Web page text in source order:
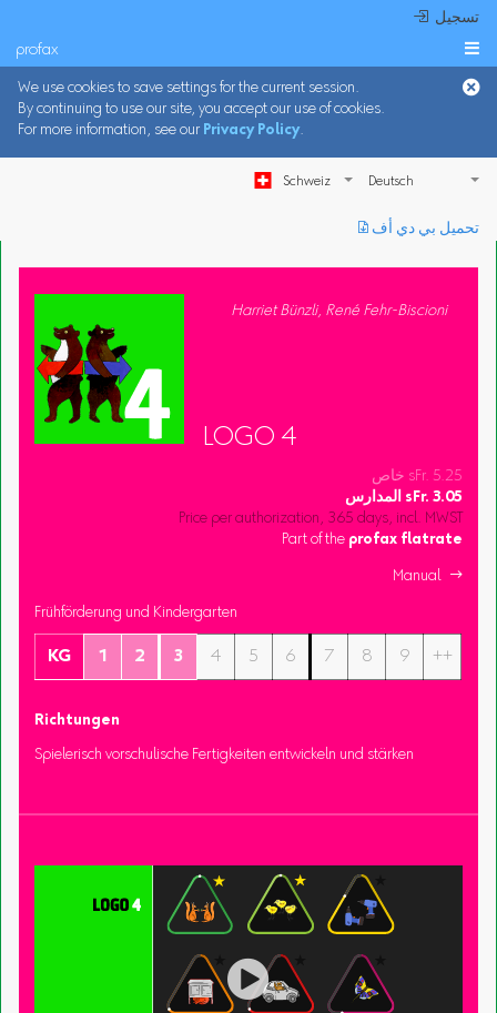
 تسجيل
profax 
We use cookies to save settings for the current session.
By continuing to use our site, you accept our use of cookies.
For more information, see our Privacy Policy.
Schweiz
︎ تحميل بي دي أف
Harriet Bünzli, René Fehr-Biscioni
LOGO 4
خاص sFr. 5.25
المدارس sFr. 3.05
Price per authorization, 365 days, incl. MWST
Part of the profax flatrate
Manual 
Frühförderung und Kindergarten
KG 1 2 3 4 5 6 7 8 9 ++
Richtungen
Spielerisch vorschulische Fertigkeiten entwickeln und stärken
